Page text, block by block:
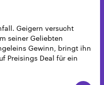
Geigern versucht
seiner Geliebten
Gewinn, bringt ihn
Preisings Deal für ein